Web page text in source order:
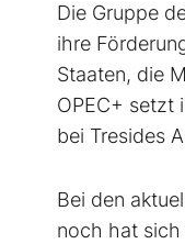
Die Gruppe
ihre
Staaten, die
OPEC+ setzt
bei Tresides
Bei den
noch hat